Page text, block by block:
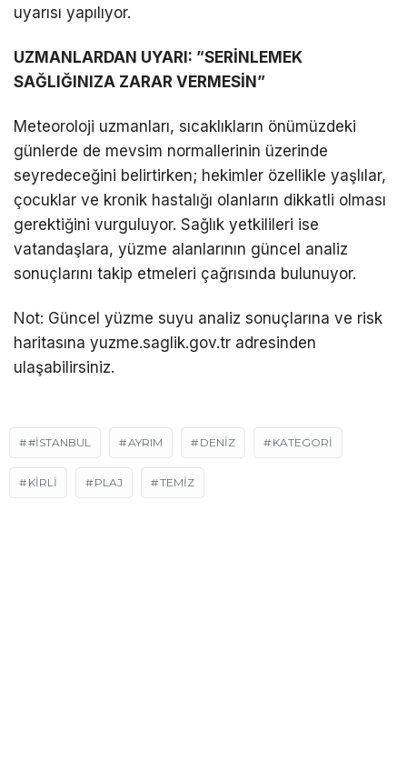
uyarısı yapılıyor.
UZMANLARDAN UYARI: ”SERİNLEMEK
SAĞLIĞINIZA ZARAR VERMESİN”
Meteoroloji uzmanları, sıcaklıkların önümüzdeki
günlerde de mevsim normallerinin üzerinde
seyredeceğini belirtirken; hekimler özellikle yaşlılar,
çocuklar ve kronik hastalığı olanların dikkatli olması
gerektiğini vurguluyor. Sağlık yetkilileri ise
vatandaşlara, yüzme alanlarının güncel analiz
sonuçlarını takip etmeleri çağrısında bulunuyor.
Not: Güncel yüzme suyu analiz sonuçlarına ve risk
haritasına yuzme.saglik.gov.tr adresinden
ulaşabilirsiniz.
#İSTANBUL AYRIM DENIZ KATEGORİ
KİRLİ PLAJ TEMIZ